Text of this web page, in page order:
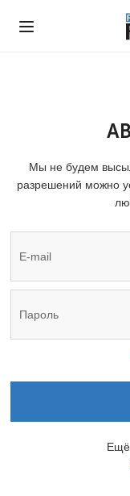
Мы не будем
разрешений можно
Ещё